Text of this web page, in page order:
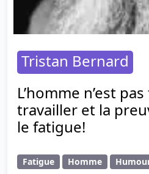
Tristan Bernard
L’homme n’est
travailler et la
le fatigue!
Fatigue Homme